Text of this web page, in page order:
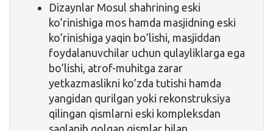
Dizaynlar Mosul shahrining eski
ko’rinishiga mos hamda masjidning eski
ko’rinishiga yaqin bo’lishi, masjiddan
foydalanuvchilar uchun qulayliklarga ega
bo’lishi, atrof-muhitga zarar
yetkazmaslikni ko’zda tutishi hamda
yangidan qurilgan yoki rekonstruksiya
qilingan qismlarni eski kompleksdan
saqlanib qolgan qismlar bilan